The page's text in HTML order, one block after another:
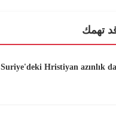
تهمك
Suriye'deki Hristiyan azınlık